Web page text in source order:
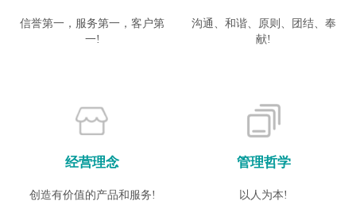
信誉第一，服务第一，客户第
一!
沟通、和谐、原则、团结、奉
献!
经营理念
创造有价值的产品和服务!
管理哲学
以人为本!